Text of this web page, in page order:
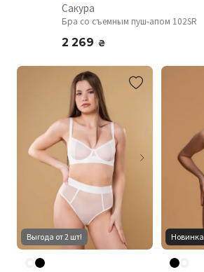
Сакура
Бра со съемным пуш-апом 102SR
2 269 ₴
Выгода от 2 шт! Новинка